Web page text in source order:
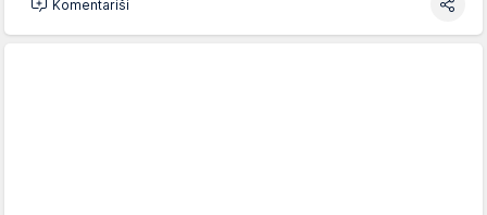
Komentariši